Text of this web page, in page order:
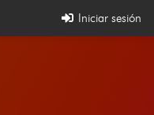
Iniciar sesión